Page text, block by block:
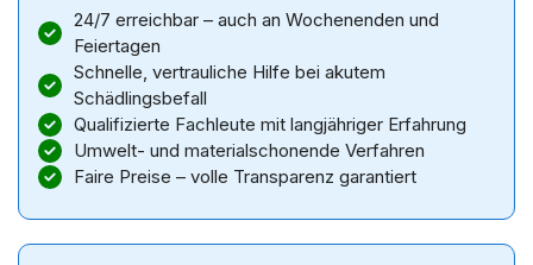
24/7 erreichbar – auch an Wochenenden und
Feiertagen
Schnelle, vertrauliche Hilfe bei akutem
Schädlingsbefall
Qualifizierte Fachleute mit langjähriger Erfahrung
Umwelt- und materialschonende Verfahren
Faire Preise – volle Transparenz garantiert